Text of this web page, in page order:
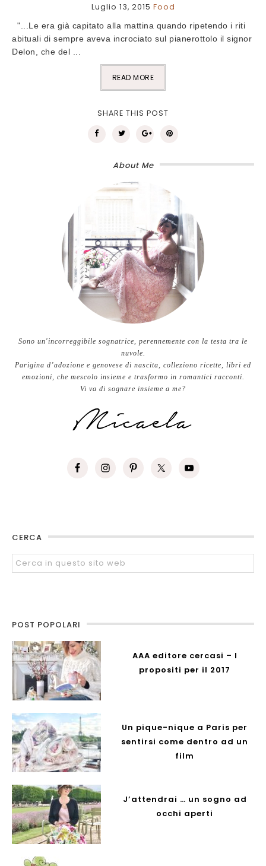
Luglio 13, 2015 Food
"...Le era già capitato alla mattina quando ripetendo i riti
abituali di sempre aveva incrociato sul pianerottolo il signor
Delon, che del ...
READ MORE
SHARE THIS POST
About Me
Sono un'incorreggibile sognatrice, perennemente con la testa tra le
nuvole.
Parigina d’adozione e genovese di nascita, colleziono ricette, libri ed
emozioni, che mescolo insieme e trasformo in romantici racconti.
Vi va di sognare insieme a me?
CERCA
POST POPOLARI
AAA editore cercasi – I
propositi per il 2017
Un pique-nique a Paris per
sentirsi come dentro ad un
film
J’attendrai … un sogno ad
occhi aperti